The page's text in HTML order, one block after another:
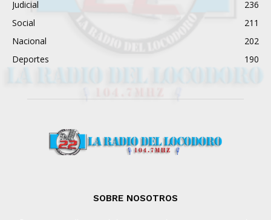
Judicial
236
Social
211
Nacional
202
Deportes
190
SOBRE NOSOTROS